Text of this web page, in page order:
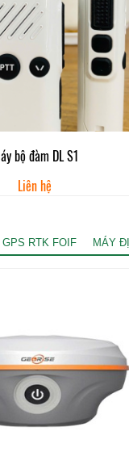
bộ đàm DL S1
Liên hệ
RTK FOIF MÁY